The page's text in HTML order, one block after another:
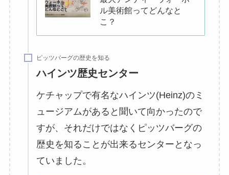
ル美術館ってどんなと
こ？
ピッツバーグの歴史を知る
ハインツ歴史センター
ケチャップで有名なハインツ(Heinz)のミ
ュージアムがあると聞いて向かったので
すが、それだけではなくピッツバーグの
歴史を知ることが出来るセンターとなっ
ていました。